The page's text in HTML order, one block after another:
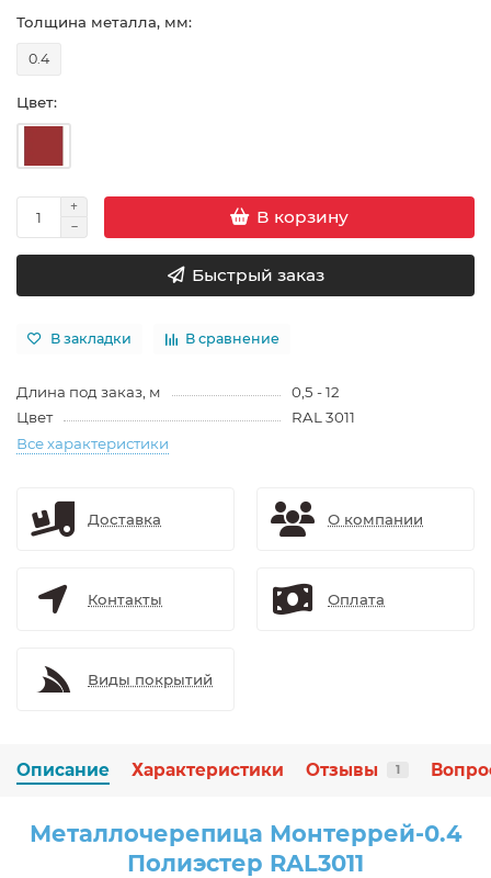
Толщина металла, мм:
0.4
Цвет:
В корзину
Быстрый заказ
В закладки В сравнение
Длина под заказ, м
0,5 - 12
Цвет
RAL 3011
Все характеристики
Доставка О компании
Контакты Оплата
Виды покрытий
Описание Характеристики Отзывы 1
Металлочерепица Монтеррей-0.4
Полиэстер RAL3011